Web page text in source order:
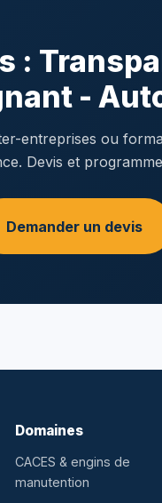
:
-
entreprises ou
Devis et
Demander un devis
Domaines
CACES & engins de
manutention